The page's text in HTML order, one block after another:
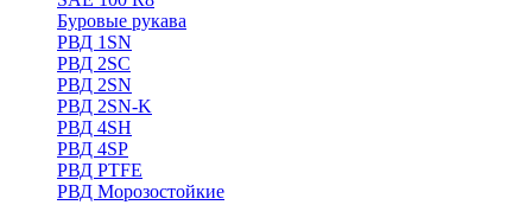
Буровые рукава
РВД 1SN
РВД 2SC
РВД 2SN
РВД 2SN-K
РВД 4SH
РВД 4SP
РВД PTFE
РВД Морозостойкие